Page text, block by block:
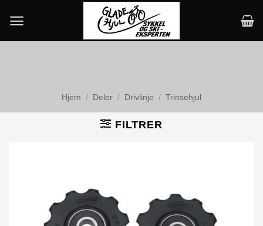
content
Hjem / Deler / Drivlinje / Trinsehjul
FILTRER